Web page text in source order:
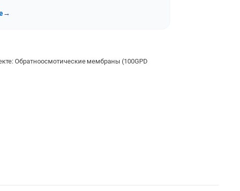
→
Обратноосмотические мембраны (100GPD